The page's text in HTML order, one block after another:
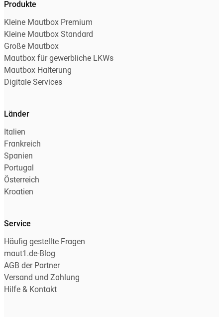
Produkte
Kleine Mautbox Premium
Kleine Mautbox Standard
Große Mautbox
Mautbox für gewerbliche LKWs
Mautbox Halterung
Digitale Services
Länder
Italien
Frankreich
Spanien
Portugal
Österreich
Kroatien
Service
Häufig gestellte Fragen
maut1.de-Blog
AGB der Partner
Versand und Zahlung
Hilfe & Kontakt